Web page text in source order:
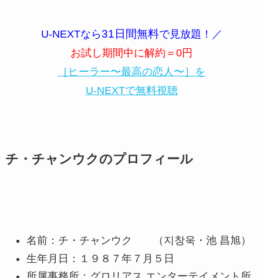
U-NEXTなら31日間無料で見放題！／
お試し期間中に解約＝0円
［ヒーラー〜最高の恋人〜］を
U-NEXTで無料視聴
チ・チャンウクのプロフィール
名前：チ・チャンウク （‎지창욱・池 昌旭）
生年月日：１９８７年７月５日